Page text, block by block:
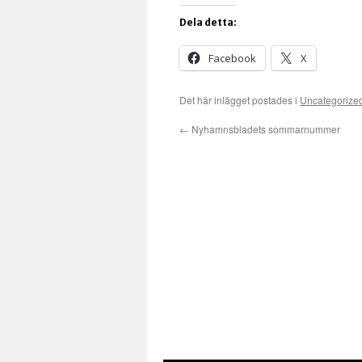
Dela detta:
Facebook X
Det här inlägget postades i
← Nyhamnsbladets sommarnummer